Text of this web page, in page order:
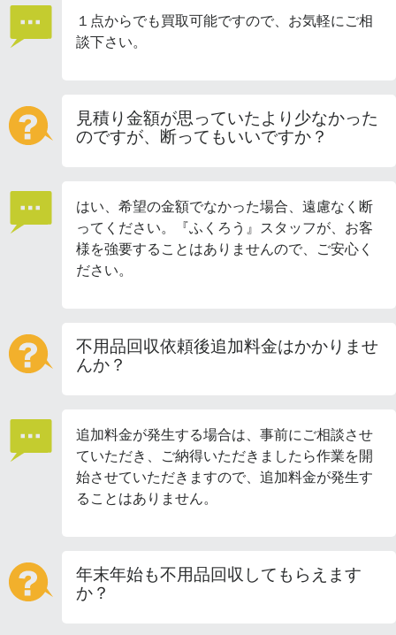
１点からでも買取可能ですので、お気軽にご相
談下さい。
見積り金額が思っていたより少なかった
のですが、断ってもいいですか？
はい、希望の金額でなかった場合、遠慮なく断
ってください。『ふくろう』スタッフが、お客
様を強要することはありませんので、ご安心く
ださい。
不用品回収依頼後追加料金はかかりませ
んか？
追加料金が発生する場合は、事前にご相談させ
ていただき、ご納得いただきましたら作業を開
始させていただきますので、追加料金が発生す
ることはありません。
年末年始も不用品回収してもらえます
か？